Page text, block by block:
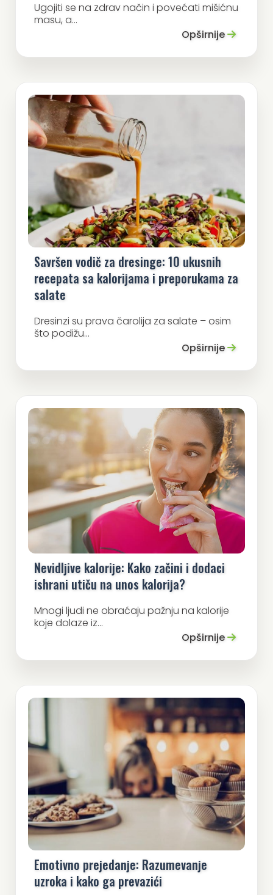
Ugojiti se na zdrav način i povećati mišićnu
masu, a...
Opširnije
Savršen vodič za dresinge: 10 ukusnih
recepata sa kalorijama i preporukama za
salate
Dresinzi su prava čarolija za salate – osim
što podižu...
Opširnije
Nevidljive kalorije: Kako začini i dodaci
ishrani utiču na unos kalorija?
Mnogi ljudi ne obraćaju pažnju na kalorije
koje dolaze iz...
Opširnije
Emotivno prejedanje: Razumevanje
uzroka i kako ga prevazići